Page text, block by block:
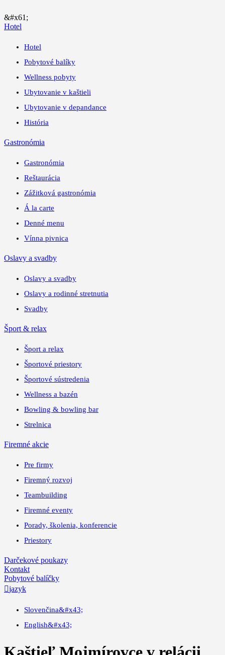
&#x61;
Hotel
Hotel
Pobytové balíky
Wellness pobyty
Ubytovanie v kaštieli
Ubytovanie v depandance
História
Gastronómia
Gastronómia
Reštaurácia
Zážitková gastronómia
Á la carte
Denné menu
Vínna pivnica
Oslavy a svadby
Oslavy a svadby
Oslavy a rodinné stretnutia
Svadby
Šport & relax
Šport a relax
Športové priestory
Športové sústredenia
Wellness a bazén
Bowling & bowling bar
Strelnica
Firemné akcie
Pre firmy
Firemný rozvoj
Teambuilding
Firemné eventy
Porady, školenia, konferencie
Priestory
Darčekové poukazy
Kontakt
Pobytové balíčky
jazyk
Slovenčina&#x43;
English&#x43;